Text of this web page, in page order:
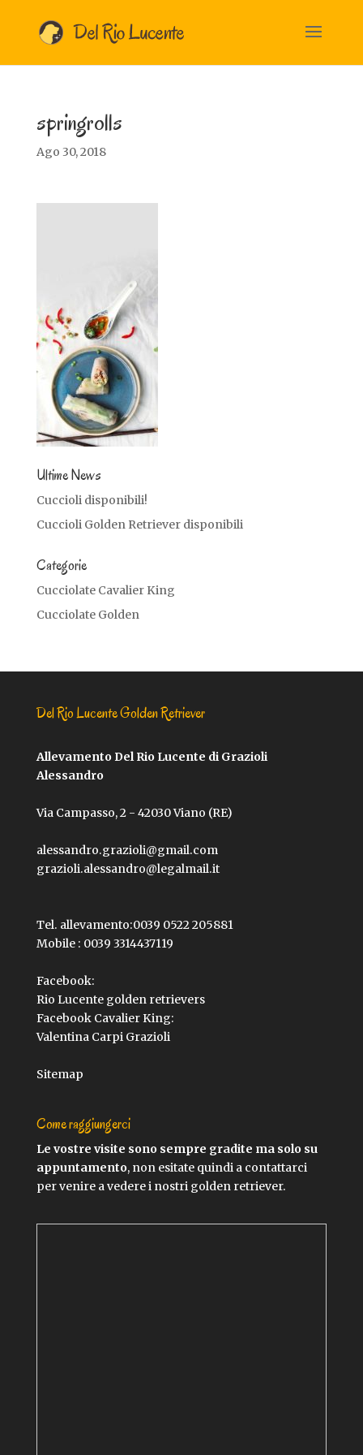
springrolls
Ago 30, 2018
Ultime News
Cuccioli disponibili!
Cuccioli Golden Retriever disponibili
Categorie
Cucciolate Cavalier King
Cucciolate Golden
Del Rio Lucente Golden Retriever
Allevamento Del Rio Lucente di Grazioli
Alessandro
Via Campasso, 2 - 42030 Viano (RE)
alessandro.grazioli@gmail.com
grazioli.alessandro@legalmail.it
Tel. allevamento:0039 0522 205881
Mobile : 0039 3314437119
Facebook:
Rio Lucente golden retrievers
Facebook Cavalier King:
Valentina Carpi Grazioli
Sitemap
Come raggiungerci
Le vostre visite sono sempre gradite ma solo su
appuntamento, non esitate quindi a contattarci
per venire a vedere i nostri golden retriever.